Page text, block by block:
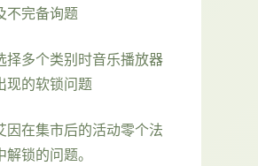
不完备询题
择多个类别时音乐播放器
现的软锁问题
因在集市后的活动零个法
锁的问题。